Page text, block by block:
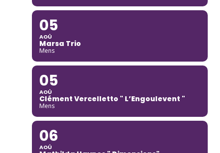
05
AOÛ
Marsa Trio
Mens
05
AOÛ
Clément Vercelletto " L’Engoulevent "
Mens
06
AOÛ